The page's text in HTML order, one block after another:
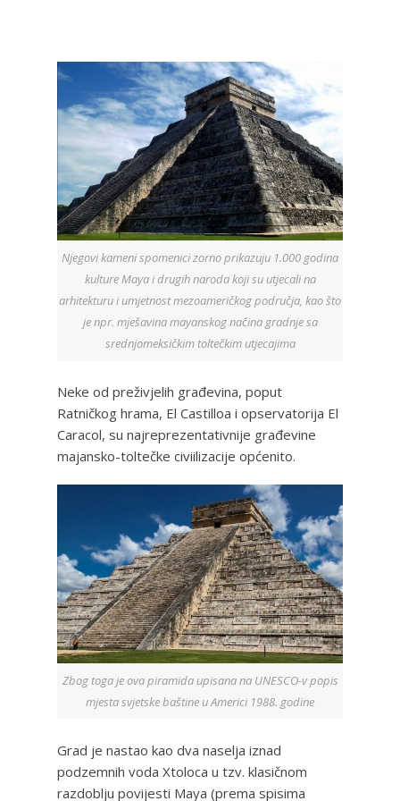
Njegovi kameni spomenici zorno prikazuju 1.000 godina
kulture Maya i drugih naroda koji su utjecali na
arhitekturu i umjetnost mezoameričkog područja, kao što
je npr. mješavina mayanskog načina gradnje sa
srednjomeksičkim toltečkim utjecajima
Neke od preživjelih građevina, poput
Ratničkog hrama, El Castilloa i opservatorija El
Caracol, su najreprezentativnije građevine
majansko-toltečke civiilizacije općenito.
Zbog toga je ova piramida upisana na UNESCO-v popis
mjesta svjetske baštine u Americi 1988. godine
Grad je nastao kao dva naselja iznad
podzemnih voda Xtoloca u tzv. klasičnom
razdoblju povijesti Maya (prema spisima